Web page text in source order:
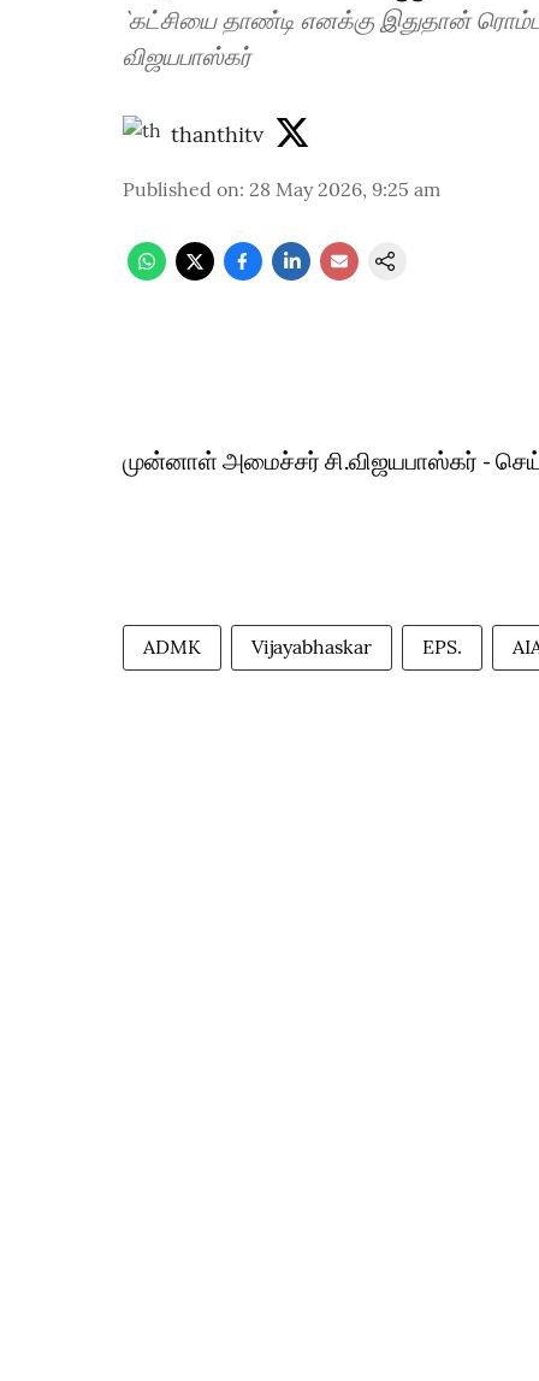
`கட்சியை தாண்டி எனக்கு இதுதான்
விஜயபாஸ்கர்
thanthitv
Published on: 28 May 2026, 9:25 am
முன்னாள் அமைச்சர் சி.விஜயபாஸ்கர் -
ADMK Vijayabhaskar EPS.